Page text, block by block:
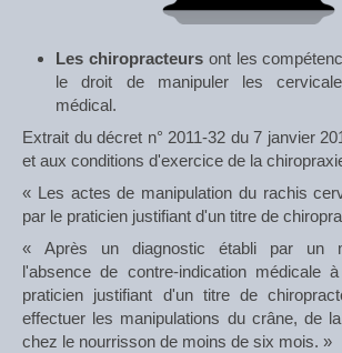
Les chiropracteursont les
le droit de manipuler les
médical.
Extrait du décret n° 2011-32 du 7 janvier
et aux conditions d'exercice de la
« Les actes de manipulation du rachis
par le praticien justifiant d'un titre de
« Après un diagnostic établi par un
l'absence de contre-indication médicale
praticien justifiant d'un titre de
effectuer les manipulations du crâne, de
chez le nourrisson de moins de six mois. »